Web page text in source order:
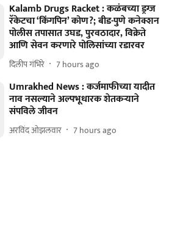
Kalamb Drugs Racket : कळंबच्या ड्रग्ज
रॅकेटचा ‘किंगपिन’ कोण?; बीड-पुणे कनेक्शन
पोलीस तपासात उघड, पुरवठादार, विक्रेते
आणि सेवन करणारे पोलिसांच्या रडारवर
दिलीप गंभिरे 7 hours ago
Umrakhed News : कर्जमाफीच्या यादीत
नाव नसल्याने अल्पभूधारक शेतकर्‍याने
संपविले जीवन
अरविंद ओझलवार 7 hours ago